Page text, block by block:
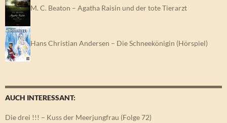
M. C. Beaton – Agatha Raisin und der tote Tierarzt
Hans Christian Andersen – Die Schneekönigin (Hörspiel)
AUCH INTERESSANT:
Die drei !!! – Kuss der Meerjungfrau (Folge 72)